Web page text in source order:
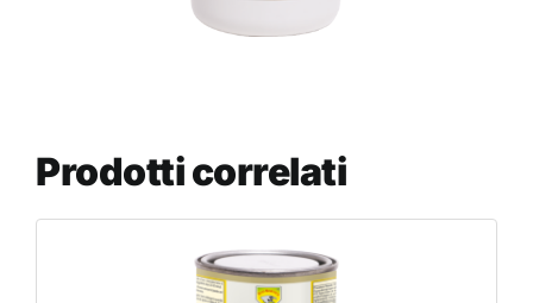
Prodotti correlati